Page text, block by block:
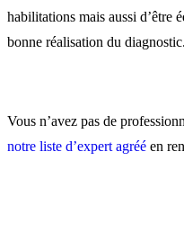
habilitations mais aussi d’être
bonne réalisation du diagnostic.
Vous n’avez pas de
notre liste d’expert agréé en